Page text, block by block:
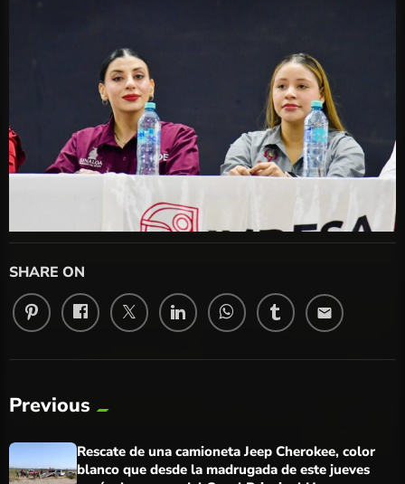
SHARE ON
email
Previous
Rescate de una camioneta Jeep Cherokee, color
blanco que desde la madrugada de este jueves